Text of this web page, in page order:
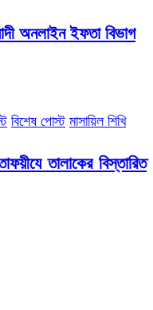
অনলাইন ইফতা বিভাগ
বিশেষ পোস্ট মাসায়িল শিখি
তালাকের বিস্তারিত